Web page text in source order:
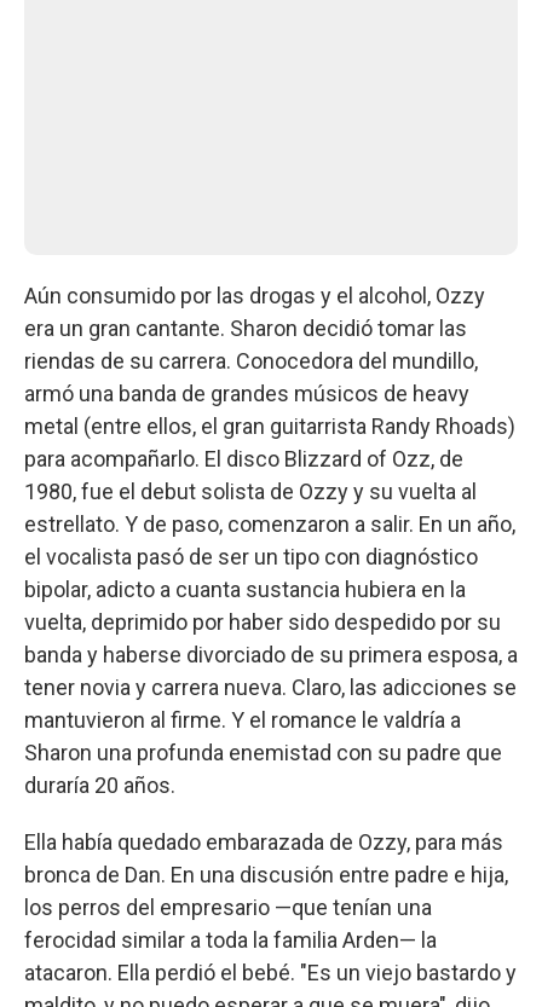
Aún consumido por las drogas y el alcohol, Ozzy
era un gran cantante. Sharon decidió tomar las
riendas de su carrera. Conocedora del mundillo,
armó una banda de grandes músicos de heavy
metal (entre ellos, el gran guitarrista Randy Rhoads)
para acompañarlo. El disco Blizzard of Ozz, de
1980, fue el debut solista de Ozzy y su vuelta al
estrellato. Y de paso, comenzaron a salir. En un año,
el vocalista pasó de ser un tipo con diagnóstico
bipolar, adicto a cuanta sustancia hubiera en la
vuelta, deprimido por haber sido despedido por su
banda y haberse divorciado de su primera esposa, a
tener novia y carrera nueva. Claro, las adicciones se
mantuvieron al firme. Y el romance le valdría a
Sharon una profunda enemistad con su padre que
duraría 20 años.
Ella había quedado embarazada de Ozzy, para más
bronca de Dan. En una discusión entre padre e hija,
los perros del empresario —que tenían una
ferocidad similar a toda la familia Arden— la
atacaron. Ella perdió el bebé. "Es un viejo bastardo y